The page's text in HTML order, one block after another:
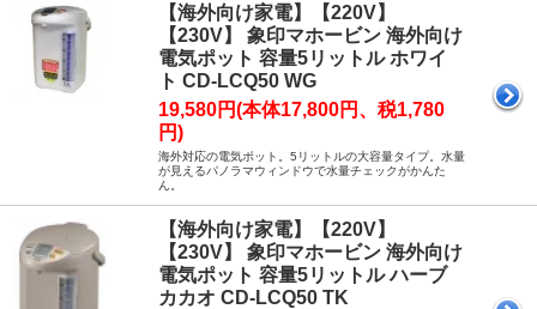
【海外向け家電】【220V】
【230V】 象印マホービン 海外向け
電気ポット 容量5リットル ホワイ
ト CD-LCQ50 WG
19,580円(本体17,800円、税1,780
円)
海外対応の電気ポット。5リットルの大容量タイプ。水量
が見えるパノラマウィンドウで水量チェックがかんた
ん。
【海外向け家電】【220V】
【230V】 象印マホービン 海外向け
電気ポット 容量5リットル ハーブ
カカオ CD-LCQ50 TK